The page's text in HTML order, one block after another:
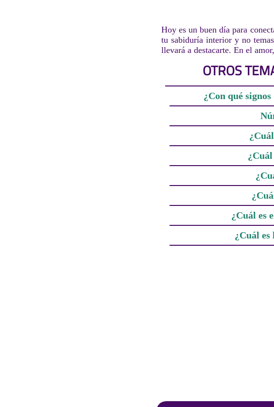
Hoy es un buen día para
tu sabiduría interior y no
llevará a destacarte. En el
OTROS
¿Con qué
¿Cuál es
¿Cuál es